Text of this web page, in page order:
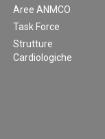
Aree ANMCO
Task Force
Strutture
Cardiologiche